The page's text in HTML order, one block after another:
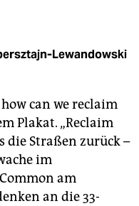
Lewandowski
how can we reclaim
Plakat. „Reclaim
die Straßen zurück –
im
am
an die 33-